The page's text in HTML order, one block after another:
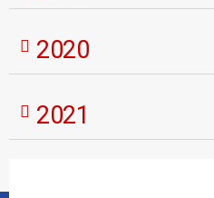
2020
2021